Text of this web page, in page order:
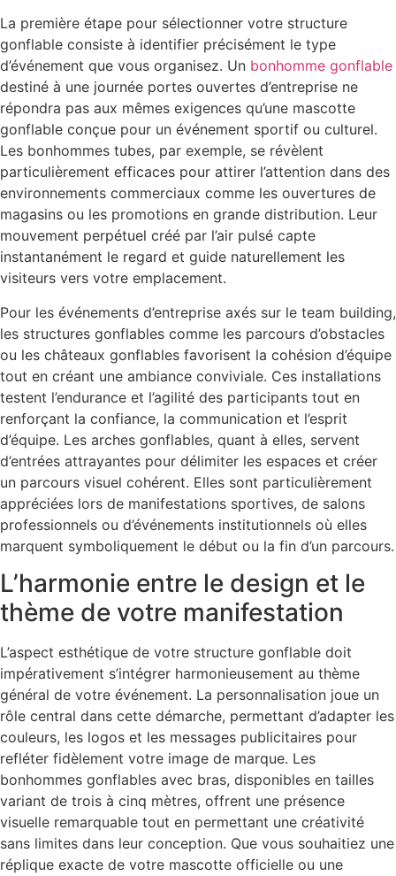
La première étape pour sélectionner votre structure
gonflable consiste à identifier précisément le type
d’événement que vous organisez. Un bonhomme gonflable
destiné à une journée portes ouvertes d’entreprise ne
répondra pas aux mêmes exigences qu’une mascotte
gonflable conçue pour un événement sportif ou culturel.
Les bonhommes tubes, par exemple, se révèlent
particulièrement efficaces pour attirer l’attention dans des
environnements commerciaux comme les ouvertures de
magasins ou les promotions en grande distribution. Leur
mouvement perpétuel créé par l’air pulsé capte
instantanément le regard et guide naturellement les
visiteurs vers votre emplacement.
Pour les événements d’entreprise axés sur le team building,
les structures gonflables comme les parcours d’obstacles
ou les châteaux gonflables favorisent la cohésion d’équipe
tout en créant une ambiance conviviale. Ces installations
testent l’endurance et l’agilité des participants tout en
renforçant la confiance, la communication et l’esprit
d’équipe. Les arches gonflables, quant à elles, servent
d’entrées attrayantes pour délimiter les espaces et créer
un parcours visuel cohérent. Elles sont particulièrement
appréciées lors de manifestations sportives, de salons
professionnels ou d’événements institutionnels où elles
marquent symboliquement le début ou la fin d’un parcours.
L’harmonie entre le design et le
thème de votre manifestation
L’aspect esthétique de votre structure gonflable doit
impérativement s’intégrer harmonieusement au thème
général de votre événement. La personnalisation joue un
rôle central dans cette démarche, permettant d’adapter les
couleurs, les logos et les messages publicitaires pour
refléter fidèlement votre image de marque. Les
bonhommes gonflables avec bras, disponibles en tailles
variant de trois à cinq mètres, offrent une présence
visuelle remarquable tout en permettant une créativité
sans limites dans leur conception. Que vous souhaitiez une
réplique exacte de votre mascotte officielle ou une